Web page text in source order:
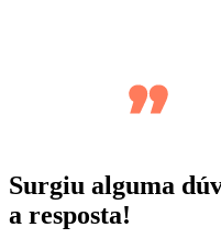
Surgiu alguma
a resposta!